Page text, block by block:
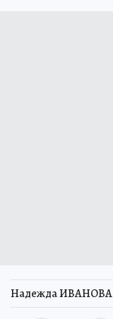
Надежда ИВАНОВА